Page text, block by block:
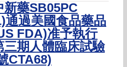
藥SB05PC
通過美國食品藥品
FDA)准予執行
三期人體臨床試驗
CTA68)